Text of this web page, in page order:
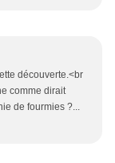
découverte.<br
comme dirait
de fourmies ?...